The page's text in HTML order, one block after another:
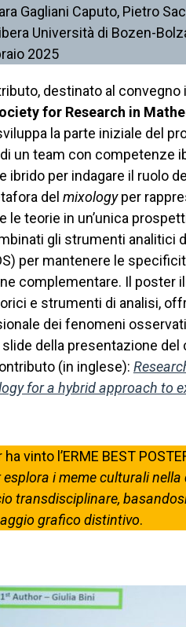
Gagliani Caputo, Pietro
Università di Bozen-
2025
destinato al convegno
for Research in
la parte iniziale del
un team con competenze
ibrido per indagare il ruolo
delmixologyper
le teorie in un’unica
gli strumenti analitici
per mantenere le
complementare. Il poster
e strumenti di analisi,
dei fenomeni
slide della presentazione
(in inglese):
for a hybrid approach to
vinto l’ERME BEST
esplora i meme culturali
transdisciplinare,
grafico distintivo.